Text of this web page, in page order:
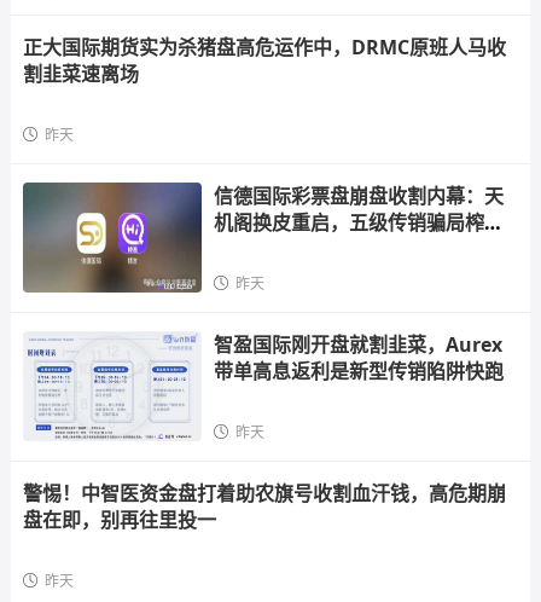
正大国际期货实为杀猪盘高危运作中，DRMC原班人马收
割韭菜速离场
昨天
信德国际彩票盘崩盘收割内幕：天
机阁换皮重启，五级传销骗局榨干
昨天
智盈国际刚开盘就割韭菜，Aurex
带单高息返利是新型传销陷阱快跑
昨天
警惕！中智医资金盘打着助农旗号收割血汗钱，高危期崩
盘在即，别再往里投一
昨天